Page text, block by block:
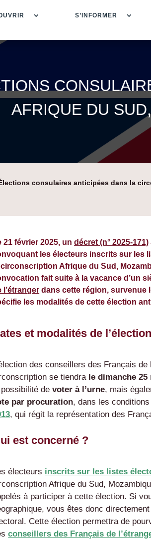
S’INFORMER
AFRIQUE DU
consulaires anticipées dans la
21 février 2025, undécret (n° 2025-171)
les électeurs inscrits sur les
circonscription Afrique du Sud,
fait suite à la vacance d’un
l’étranger dans cette région, survenue
les modalités de cette élection
et modalités de l’élection
des conseillers des Français de
se tiendra le dimanche 25
possibilité devoter à l’urne, mais
par procuration, dans les
, qui régit la représentation des
est concerné ?
électeurs inscrits sur les listes
Afrique du Sud,
à participer à cette élection. Si
vous êtes donc
Cette élection permettra de
conseillers des Français de